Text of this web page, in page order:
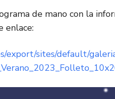
de mano con la
enlace:
export/sites/default/